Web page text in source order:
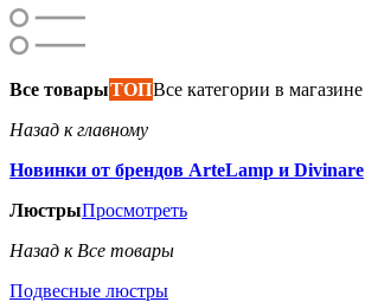
Все товарыТОПВсе категории в магазине
Назад к главному
Новинки от брендов ArteLamp и Divinare
ЛюстрыПросмотреть
Назад к Все товары
Подвесные люстры